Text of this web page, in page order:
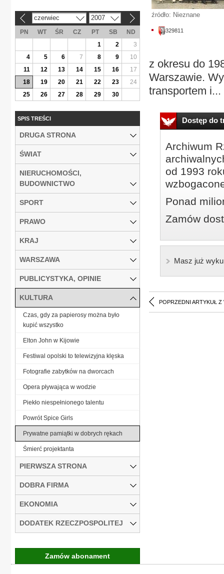
źródło: Nieznane
329811
z okresu do
Warszawie.
transportem i...
Dostęp do
Archiwum
od 1993
Ponad
Zamów
Masz już
POPRZEDNI ARTYKUŁ Z
czerwiec 2007
PN WT ŚR CZ PT SB
ND
1
2
3
4
5 6 7 8 9
10
11
12 13 14 15 16
17
18
19 20 21 22 23
24
25
26 27 28 29 30
SPIS TREŚCI
DRUGA STRONA
ŚWIAT
NIERUCHOMOŚCI,
BUDOWNICTWO
SPORT
PRAWO
KRAJ
WARSZAWA
PUBLICYSTYKA, OPINIE
KULTURA
Czas, gdy za papierosy można było
kupić wszystko
Elton John w Kijowie
Festiwal opolski to telewizyjna klęska
Fotografie zabytków na dworcach
Opera pływająca w wodzie
Piekło niespełnionego talentu
Powrót Spice Girls
Prywatne pamiątki w dobrych rękach
Śmierć projektanta
PIERWSZA STRONA
DOBRA FIRMA
EKONOMIA
DODATEK RZECZPOSPOLITEJ
Zamów abonament